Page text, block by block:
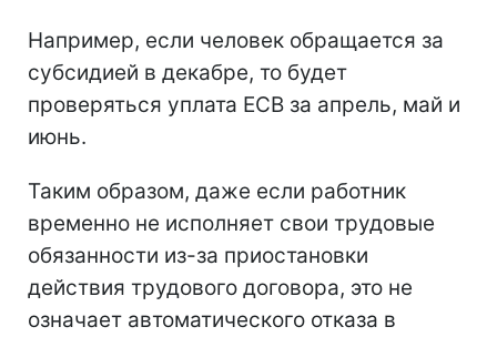
Например, если человек обращается за
субсидией в декабре, то будет
проверяться уплата ЕСВ за апрель, май и
июнь.
Таким образом, даже если работник
временно не исполняет свои трудовые
обязанности из-за приостановки
действия трудового договора, это не
означает автоматического отказа в